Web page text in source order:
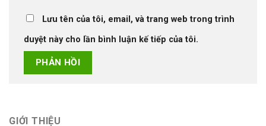
Lưu tên của tôi, email, và trang web trong trình
duyệt này cho lần bình luận kế tiếp của tôi.
GIỚI THIỆU